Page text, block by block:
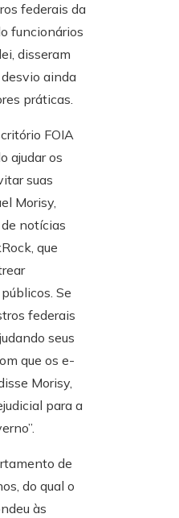
federais da
funcionários
disseram
ainda
práticas.
FOIA
ajudar os
suas
Morisy,
notícias
que
Se
federais
seus
que os e-
Morisy,
para a
de
do qual o
às